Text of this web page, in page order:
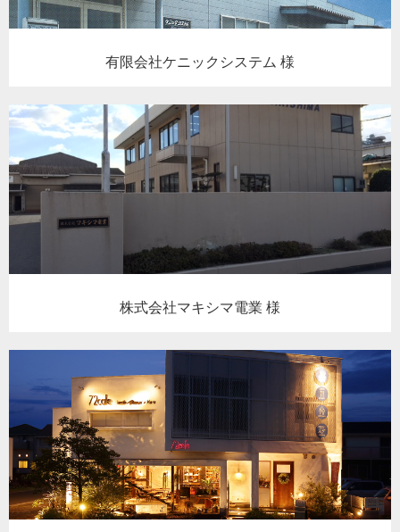
有限会社ケニックシステム 様
株式会社マキシマ電業 様